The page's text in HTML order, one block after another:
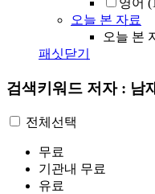
영어
오늘 본 자료
오늘 본
패싯닫기
검색키워드 저자 : 남
전체선택
무료
기관내 무료
유료